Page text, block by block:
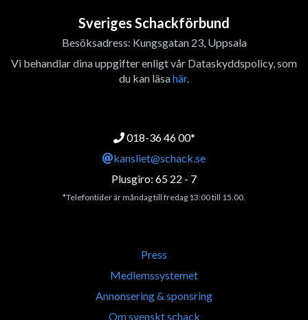
Sveriges Schackförbund
Besöksadress: Kungsgatan 23, Uppsala
Vi behandlar dina uppgifter enligt vår Dataskyddspolicy, som
du kan läsahär.
018-36 46 00*
kansliet@schack.se
Plusgiro: 65 22 - 7
*Telefontider är måndag till fredag 13:00 till 15.00.
Press
Medlemssystemet
Annonsering & sponsring
Om svenskt schack